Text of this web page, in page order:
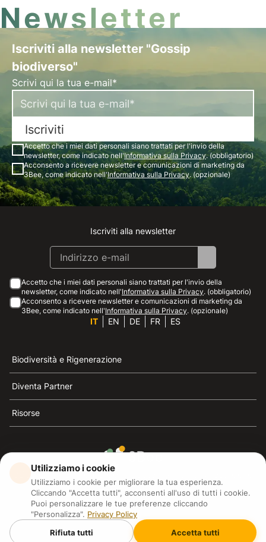
Newsletter
Iscriviti alla newsletter "Gossip
biodiverso"
Scrivi qui la tua e-mail*
Iscriviti
Accetto che i miei dati personali siano trattati per l'invio della
newsletter, come indicato nell'Informativa sulla Privacy. (obbligatorio)
Acconsento a ricevere newsletter e comunicazioni di marketing da
3Bee, come indicato nell'Informativa sulla Privacy. (opzionale)
Instagram
Facebook
Linkedin
Youtube
Iscriviti alla newsletter
Accetto che i miei dati personali siano trattati per l'invio della
newsletter, come indicato nell'Informativa sulla Privacy. (obbligatorio)
Acconsento a ricevere newsletter e comunicazioni di marketing da
3Bee, come indicato nell'Informativa sulla Privacy. (opzionale)
IT EN DE FR ES
Biodiversità e Rigenerazione
Diventa Partner
Risorse
3Bee è il riferimento della sostenibilità, la difesa delle
api e della biodiversità
3Bee S.R.L Via Pastrengo 14, 20159, Milano (MI)
P.IVA: IT09711590969
3Bee GmbHSede legale: Oranienburger Straße 23, 10178
Utilizziamo i cookie
Utilizziamo i cookie per migliorare la tua esperienza.
Cliccando "Accetta tutti", acconsenti all'uso di tutti i cookie.
Puoi personalizzare le tue preferenze cliccando
"Personalizza". Privacy Policy
Rifiuta tutti
Accetta tutti